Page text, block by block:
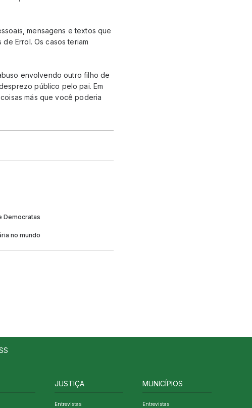
mensagens e textos que
Errol. Os casos teriam
envolvendo outro filho de
público pelo pai. Em
más que você poderia
Democratas
no mundo
JUSTIÇA
Entrevistas
MUNICÍPIOS
Entrevistas